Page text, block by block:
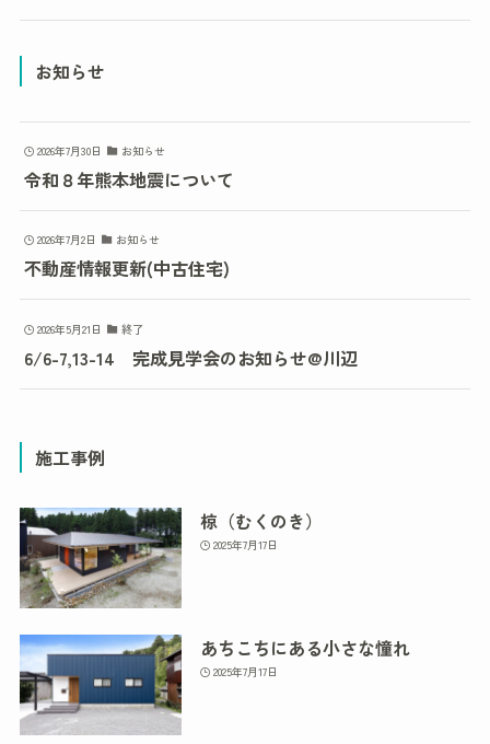
お知らせ
2026年7月30日 お知らせ
令和８年熊本地震について
2026年7月2日 お知らせ
不動産情報更新(中古住宅)
2026年5月21日 終了
6/6-7,13-14 完成見学会のお知らせ@川辺
施工事例
椋（むくのき）
2025年7月17日
あちこちにある小さな憧れ
2025年7月17日